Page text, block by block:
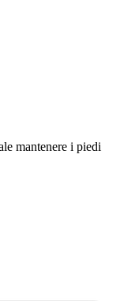
mantenere i piedi